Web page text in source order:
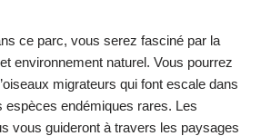
ce parc, vous serez fasciné par la
environnement naturel. Vous pourrez
migrateurs qui font escale dans
espèces endémiques rares. Les
vous guideront à travers les paysages